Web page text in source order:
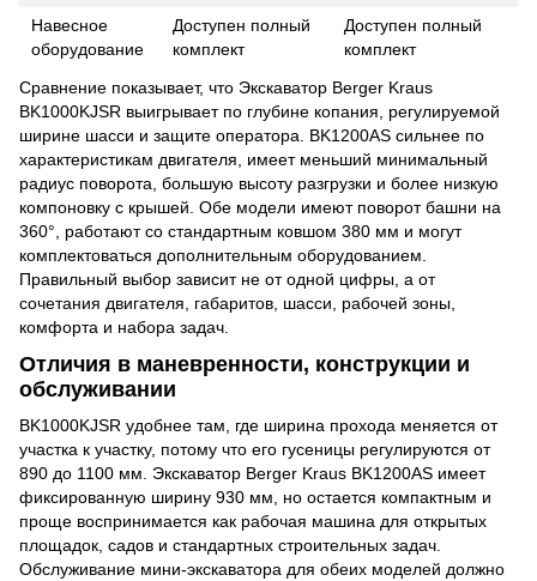
Навесное
оборудование
Доступен полный
комплект
Доступен полный
комплект
Сравнение показывает, что Экскаватор Berger Kraus
BK1000KJSR выигрывает по глубине копания, регулируемой
ширине шасси и защите оператора. BK1200AS сильнее по
характеристикам двигателя, имеет меньший минимальный
радиус поворота, большую высоту разгрузки и более низкую
компоновку с крышей. Обе модели имеют поворот башни на
360°, работают со стандартным ковшом 380 мм и могут
комплектоваться дополнительным оборудованием.
Правильный выбор зависит не от одной цифры, а от
сочетания двигателя, габаритов, шасси, рабочей зоны,
комфорта и набора задач.
Отличия в маневренности, конструкции и
обслуживании
BK1000KJSR удобнее там, где ширина прохода меняется от
участка к участку, потому что его гусеницы регулируются от
890 до 1100 мм. Экскаватор Berger Kraus BK1200AS имеет
фиксированную ширину 930 мм, но остается компактным и
проще воспринимается как рабочая машина для открытых
площадок, садов и стандартных строительных задач.
Обслуживание мини-экскаватора для обеих моделей должно